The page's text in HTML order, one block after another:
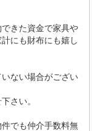
きた資金で家具や
にも財布にも嬉し
ない場合がござい
さい。
でも仲介手数料無